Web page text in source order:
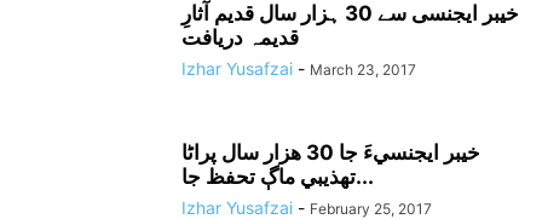
خیبر ایجنسی سے 30 ہزار سال قدیم آثارِ
قدیمہ دریافت
Izhar Yusafzai - March 23, 2017
خيبر ايجنسيءَ جا 30 هزار سال پراڻا
تهذيبي ماڳ تحفظ جا...
Izhar Yusafzai - February 25, 2017